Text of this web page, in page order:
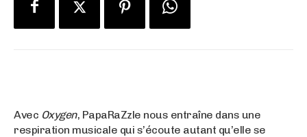
Avec Oxygen, PapaRaZzle nous entraîne dans une
respiration musicale qui s’écoute autant qu’elle se